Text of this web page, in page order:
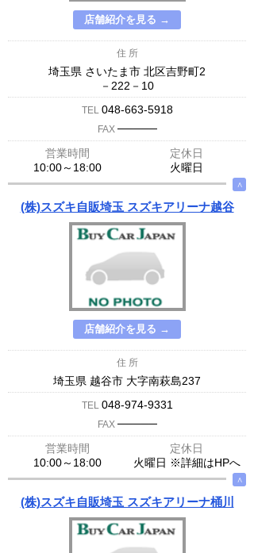
店舗紹介を見る →
住 所
埼玉県 さいたま市 北区吉野町2
－222－10
TEL 048-663-5918
FAX ─────
営業時間
定休日
10:00～18:00
火曜日
∧
(株)スズキ自販埼玉 スズキアリーナ越谷
店舗紹介を見る →
住 所
埼玉県 越谷市 大字南萩島237
TEL 048-974-9331
FAX ─────
営業時間
定休日
10:00～18:00
火曜日 ※詳細はHPへ
∧
(株)スズキ自販埼玉 スズキアリーナ桶川